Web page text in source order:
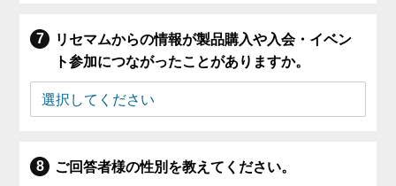
リセマムからの情報が製品購入や入会・イベン
ト参加につながったことがありますか。
ご回答者様の性別を教えてください。